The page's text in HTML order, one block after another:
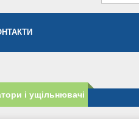
і ущільнювачі